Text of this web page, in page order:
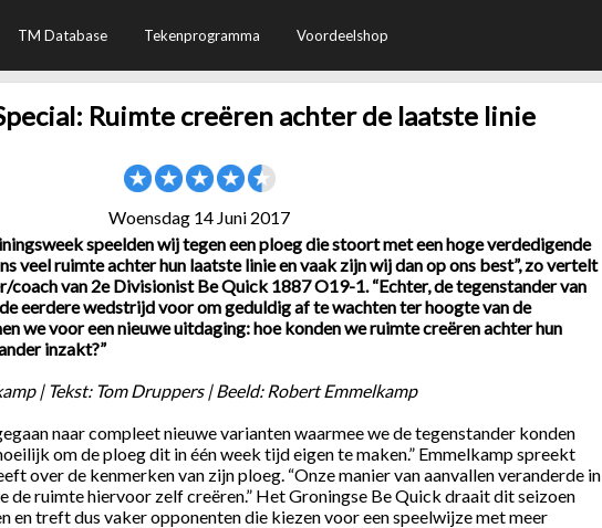
TM Database Tekenprogramma Voordeelshop
Ruimte creëren achter de laatste linie
Woensdag 14 Juni 2017
speelden wij tegen een ploeg die stoort met een hoge verdedigende
veel ruimte achter hun laatste linie en vaak zijn wij dan op ons best”, zo vertelt
van 2e Divisionist Be Quick 1887 O19-1. “Echter, de tegenstander van
eerdere wedstrijd voor om geduldig af te wachten ter hoogte van de
we voor een nieuwe uitdaging: hoe konden we ruimte creëren achter hun
inzakt?”
| Tekst: Tom Druppers | Beeld: Robert Emmelkamp
naar compleet nieuwe varianten waarmee we de tegenstander konden
om de ploeg dit in één week tijd eigen te maken.” Emmelkamp spreekt
over de kenmerken van zijn ploeg. “Onze manier van aanvallen veranderde in
de ruimte hiervoor zelf creëren.” Het Groningse Be Quick draait dit seizoen
en treft dus vaker opponenten die kiezen voor een speelwijze met meer